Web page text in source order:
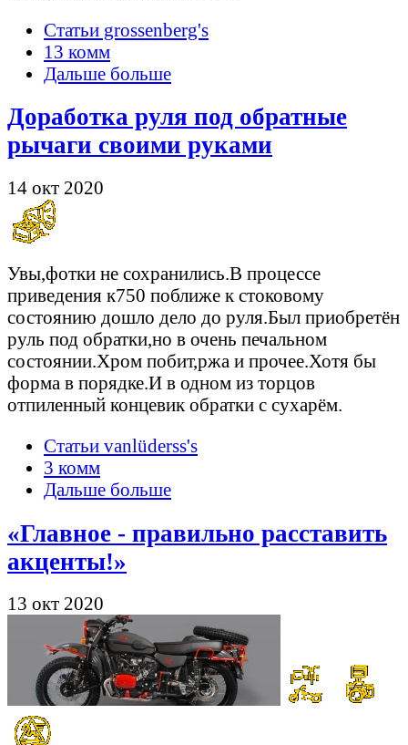
Статьи grossenberg's
13 комм
Дальше больше
Доработка руля под обратные
рычаги своими руками
14 окт 2020
Увы,фотки не сохранились.В процессе
приведения к750 поближе к стоковому
состоянию дошло дело до руля.Был приобретён
руль под обратки,но в очень печальном
состоянии.Хром побит,ржа и прочее.Хотя бы
форма в порядке.И в одном из торцов
отпиленный концевик обратки с сухарём.
Статьи vanlüderss's
3 комм
Дальше больше
«Главное - правильно расставить
акценты!»
13 окт 2020